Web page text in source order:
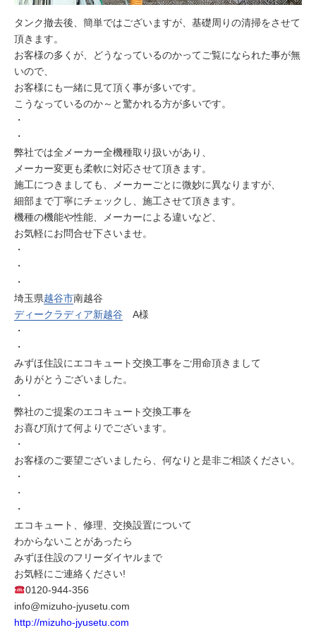
タンク撤去後、簡単ではございますが、基礎周りの清掃をさせて
頂きます。
お客様の多くが、どうなっているのかってご覧になられた事が無
いので、
お客様にも一緒に見て頂く事が多いです。
こうなっているのか～と驚かれる方が多いです。
・
・
弊社では全メーカー全機種取り扱いがあり、
メーカー変更も柔軟に対応させて頂きます。
施工につきましても、メーカーごとに微妙に異なりますが、
細部まで丁寧にチェックし、施工させて頂きます。
機種の機能や性能、メーカーによる違いなど、
お気軽にお問合せ下さいませ。
・
・
・
埼玉県越谷市南越谷
ディークラディア新越谷 A様
・
・
みずほ住設にエコキュート交換工事をご用命頂きまして
ありがとうございました。
・
弊社のご提案のエコキュート交換工事を
お喜び頂けて何よりでございます。
・
お客様のご要望ございましたら、何なりと是非ご相談ください。
・
・
・
エコキュート、修理、交換設置について
わからないことがあったら
みずほ住設のフリーダイヤルまで
お気軽にご連絡ください!
0120-944-356
info@mizuho-jyusetu.com
http://mizuho-jyusetu.com